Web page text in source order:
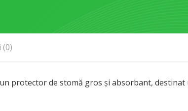
(0)
protector de stomă gros și absorbant,